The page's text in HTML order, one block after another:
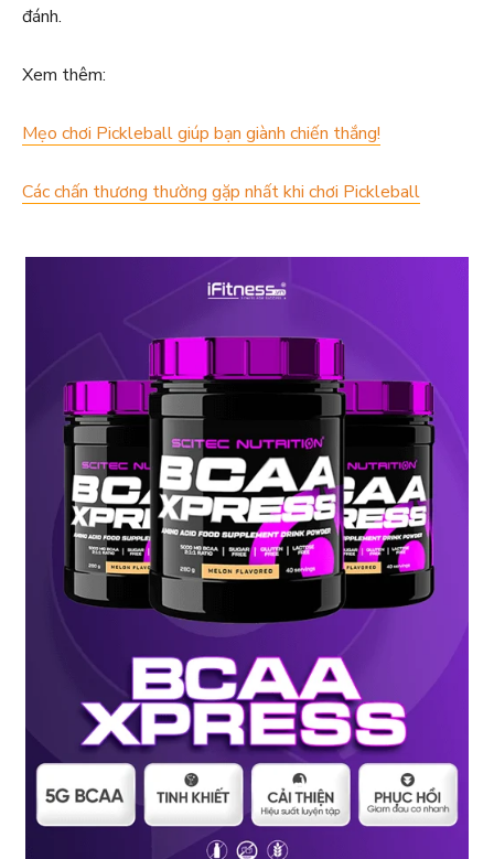
đánh.
Xem thêm:
Mẹo chơi Pickleball giúp bạn giành chiến thắng!
Các chấn thương thường gặp nhất khi chơi Pickleball